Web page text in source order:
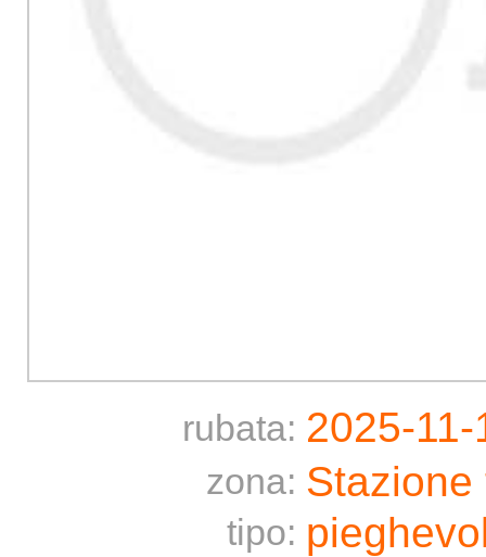
rubata: 2025-
zona: Stazione
tipo: